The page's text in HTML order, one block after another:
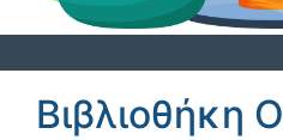
Βιβλιοθήκη